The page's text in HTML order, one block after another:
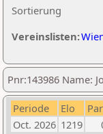
Sortierung
Vereinslisten:
Pnr:143986 Name:
Periode Elo
Oct. 2026 1219